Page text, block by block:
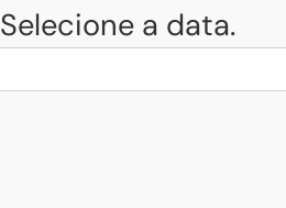
Selecione a data.